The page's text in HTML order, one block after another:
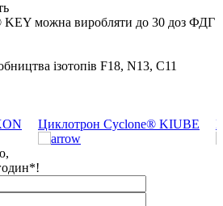
можна виробляти до 30 доз ФДГ
ізотопів F18, N13, C11
Циклотрон Cyclone® KIUBE